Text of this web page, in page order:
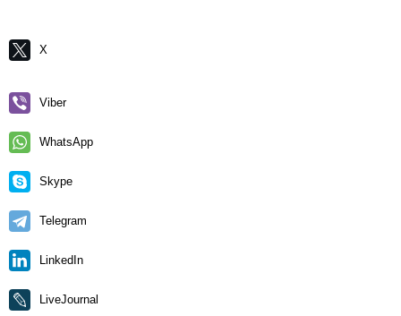
X
Viber
WhatsApp
Skype
Telegram
LinkedIn
LiveJournal